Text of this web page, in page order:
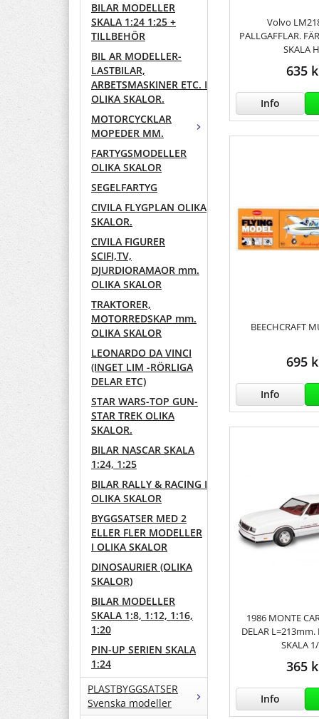
BILAR MODELLER
SKALA 1:24 1:25 +
TILLBEHÖR
BIL AR MODELLER-
LASTBILAR,
ARBETSMASKINER ETC. I
OLIKA SKALOR.
MOTORCYCKLAR
MOPEDER MM.
FARTYGSMODELLER
OLIKA SKALOR
SEGELFARTYG
CIVILA FLYGPLAN OLIKA
SKALOR.
CIVILA FIGURER
SCIFI,TV,
DJURDIORAMAOR mm.
OLIKA SKALOR
TRAKTORER,
MOTORREDSKAP mm.
OLIKA SKALOR
LEONARDO DA VINCI
(INGET LIM -RÖRLIGA
DELAR ETC)
STAR WARS-TOP GUN-
STAR TREK OLIKA
SKALOR.
BILAR NASCAR SKALA
1:24, 1:25
BILAR RALLY & RACING I
OLIKA SKALOR
BYGGSATSER MED 2
ELLER FLER MODELLER
I OLIKA SKALOR
DINOSAURIER (OLIKA
SKALOR)
BILAR MODELLER
SKALA 1:8, 1:12, 1:16,
1:20
PIN-UP SERIEN SKALA
1:24
PLASTBYGGSATSER
Svenska modeller
Volvo
PALLGAFFLAR.
SKALA
635
Info
BEECHCRAFT
695
Info
1986 MONTE
DELAR L=213mm.
SKALA
365
Info